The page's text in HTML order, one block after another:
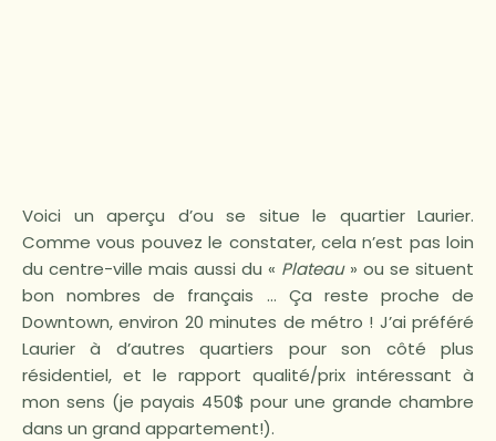
Voici un aperçu d’ou se situe le quartier Laurier.
Comme vous pouvez le constater, cela n’est pas loin
du centre-ville mais aussi du « Plateau» ou se situent
bon nombres de français … Ça reste proche de
Downtown, environ 20 minutes de métro ! J’ai préféré
Laurier à d’autres quartiers pour son côté plus
résidentiel, et le rapport qualité/prix intéressant à
mon sens (je payais 450$ pour une grande chambre
dans un grand appartement!).